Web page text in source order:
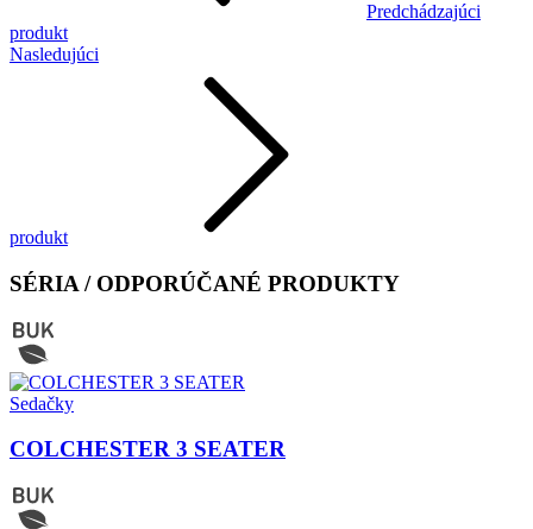
Predchádzajúci
produkt
Nasledujúci
produkt
SÉRIA / ODPORÚČANÉ PRODUKTY
Sedačky
COLCHESTER 3 SEATER